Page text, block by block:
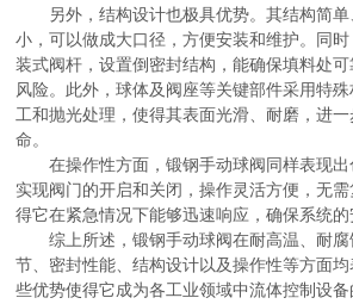
另外，结构设计也极具优势。其结构简单
小，可以做成大口径，方便安装和维护。同
装式阀杆，设置倒密封结构，能确保填料处
风险。此外，球体及阀座等关键部件采用特
工和抛光处理，使得其表面光滑、耐磨，进
命。
在操作性方面，锻钢手动球阀同样表现出
实现阀门的开启和关闭，操作灵活方便，无
得它在紧急情况下能够迅速响应，确保系统的
综上所述，锻钢手动球阀在耐高温、耐腐
节、密封性能、结构设计以及操作性等方面
些优势使得它成为各工业领域中流体控制设